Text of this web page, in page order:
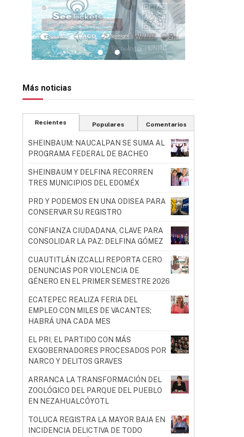
Más noticias
Recientes Populares Comentarios
SHEINBAUM: NAUCALPAN SE SUMA AL
PROGRAMA FEDERAL DE BACHEO
SHEINBAUM Y DELFINA RECORREN
TRES MUNICIPIOS DEL EDOMÉX
PRD Y PODEMOS EN UNA ODISEA PARA
CONSERVAR SU REGISTRO
CONFIANZA CIUDADANA, CLAVE PARA
CONSOLIDAR LA PAZ: DELFINA GÓMEZ
CUAUTITLÁN IZCALLI REPORTA CERO
DENUNCIAS POR VIOLENCIA DE
GÉNERO EN EL PRIMER SEMESTRE 2026
ECATEPEC REALIZA FERIA DEL
EMPLEO CON MILES DE VACANTES;
HABRÁ UNA CADA MES
EL PRI, EL PARTIDO CON MÁS
EXGOBERNADORES PROCESADOS POR
NARCO Y DELITOS GRAVES
ARRANCA LA TRANSFORMACIÓN DEL
ZOOLÓGICO DEL PARQUE DEL PUEBLO
EN NEZAHUALCÓYOTL
TOLUCA REGISTRA LA MAYOR BAJA EN
INCIDENCIA DELICTIVA DE TODO